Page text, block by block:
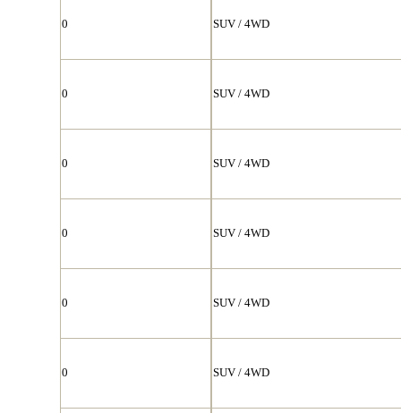
0 SUV / 4WD
0 SUV / 4WD
0 SUV / 4WD
0 SUV / 4WD
0 SUV / 4WD
0 SUV / 4WD